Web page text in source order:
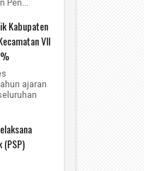
Kabupaten
VII
ajaran
(PSP)